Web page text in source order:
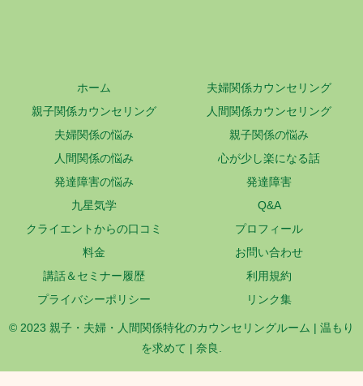
ホーム
夫婦関係カウンセリング
親子関係カウンセリング
人間関係カウンセリング
夫婦関係の悩み
親子関係の悩み
人間関係の悩み
心が少し楽になる話
発達障害の悩み
発達障害
九星気学
Q&A
クライエントからの口コミ
プロフィール
料金
お問い合わせ
講話＆セミナー履歴
利用規約
プライバシーポリシー
リンク集
© 2023 親子・夫婦・人間関係特化のカウンセリングルーム | 温もり
を求めて | 奈良.